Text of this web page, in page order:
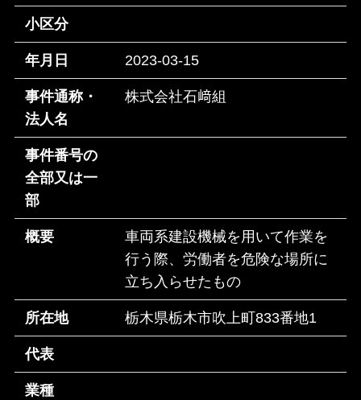
小区分
年月日 2023-03-15
事件通称・
法人名
株式会社石﨑組
事件番号の
全部又は一
部
概要
車両系建設機械を用いて作業を
行う際、労働者を危険な場所に
立ち入らせたもの
所在地 栃木県栃木市吹上町833番地1
代表
業種